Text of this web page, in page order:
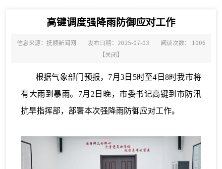
高键调度强降雨防御应对工作
信息来源：抚顺新闻网 发布日期：2025-07-03 阅读次数： 1006
【关闭】
根据气象部门预报，7月3日5时至4日8时我市将
有大雨到暴雨。7月2日晚，市委书记高键到市防汛
抗旱指挥部，部署本次强降雨防御应对工作。